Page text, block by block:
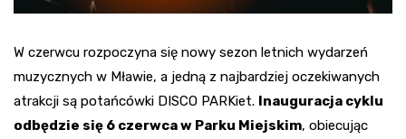
W czerwcu rozpoczyna się nowy sezon letnich wydarzeń
muzycznych w Mławie, a jedną z najbardziej oczekiwanych
atrakcji są potańcówki DISCO PARKiet. Inauguracja cyklu
odbędzie się 6 czerwca w Parku Miejskim, obiecując